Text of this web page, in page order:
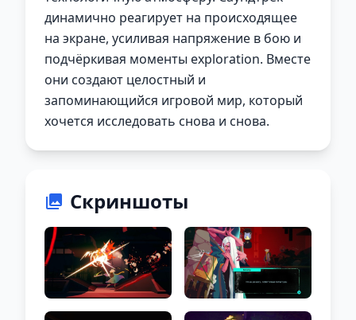
динамично реагирует на происходящее
на экране, усиливая напряжение в бою и
подчёркивая моменты exploration. Вместе
они создают целостный и
запоминающийся игровой мир, который
хочется исследовать снова и снова.
Скриншоты